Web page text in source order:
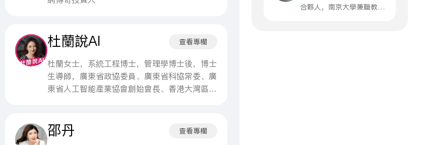
杜蘭說AI 查看專欄
杜蘭女士，系統工程博士，管理學博士後，博士
生導師，廣東省政協委員、廣東省科協常委、廣
東省人工智能產業協會創始會長、香港大灣區工
員、香港科技大學（廣州）成果轉化委員會委
員、華大基因獨立董事，曾任科大訊飛高級副總
邵丹 查看專欄
合夥人，南京大學兼職教